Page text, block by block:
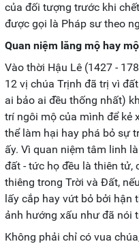
của đối tượng trước khi
được gọi là Pháp sư theo
Quan niệm lăng mộ hay
Vào thời Hậu Lê (1427 -
12 vị chúa Trịnh đã trị vì
ai bảo ai đều thống nhất)
trí ngôi mộ của mình để kẻ
thể làm hại hay phá bỏ sự
ấy. Vì quan niệm tâm linh
đất - tức họ đều là thiên tử,
thiêng trong Trời và Đất,
lấy cắp hay vứt bỏ bởi hận
ảnh hướng xấu như đã nói
Không phải chỉ có vua